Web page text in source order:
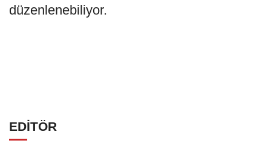
düzenlenebiliyor.
EDİTÖR